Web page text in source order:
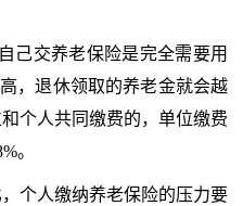
己交养老保险是完全需要用
，退休领取的养老金就会越
个人共同缴费的，单位缴费
。
个人缴纳养老保险的压力要